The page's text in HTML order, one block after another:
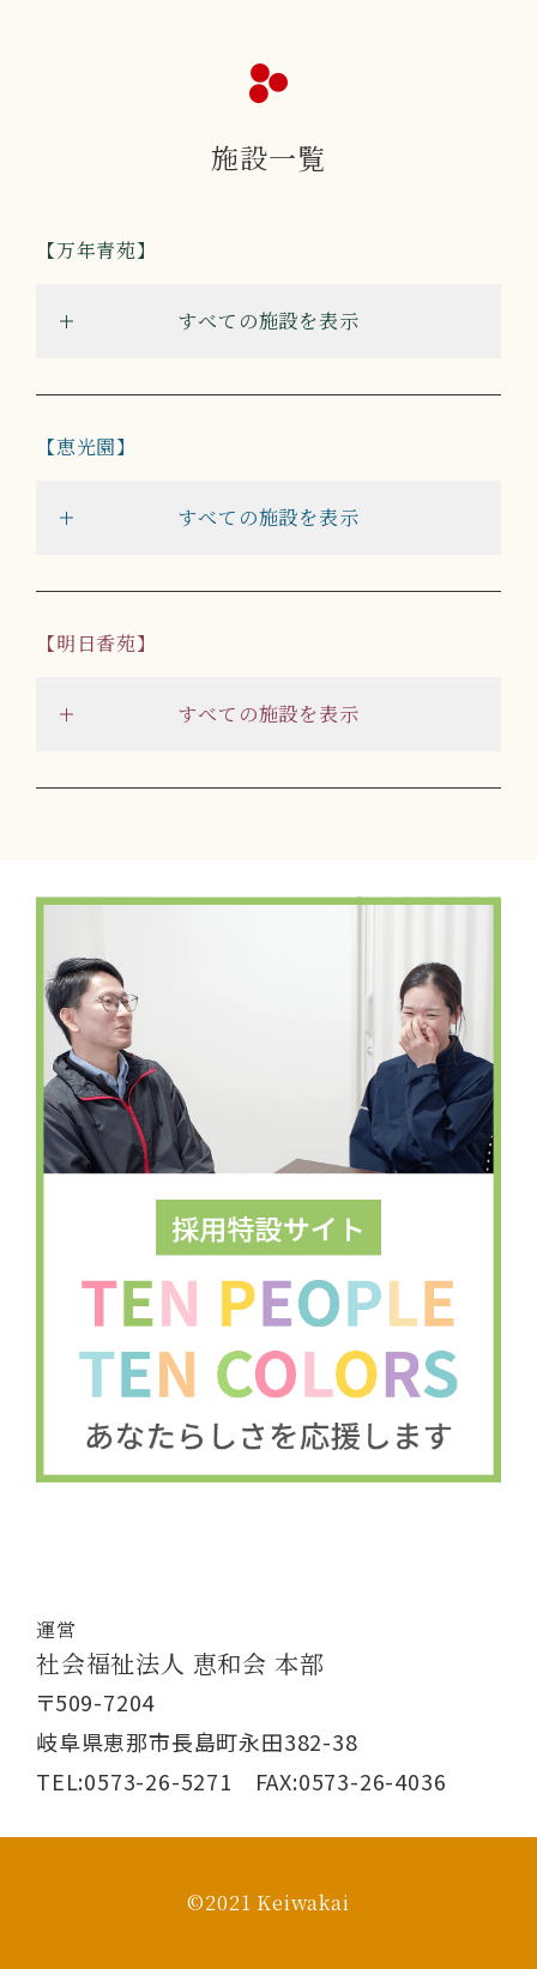
施設一覧
万年青苑
すべての施設を表示
恵光園
すべての施設を表示
明日香苑
すべての施設を表示
運営
社会福祉法人 恵和会 本部
〒509-7204
岐阜県恵那市長島町永田382-38
TEL:0573-26-5271 FAX:0573-26-4036
©2021 Keiwakai